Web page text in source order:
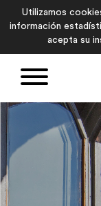
Utilizamos
información
acepta su